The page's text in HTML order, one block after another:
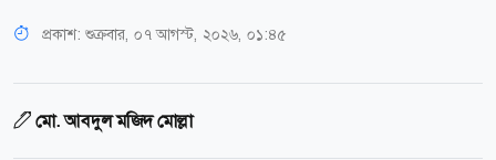
প্রকাশ: শুক্রবার, ০৭ আগস্ট, ২০২৬, ০১:৪৫
মো. আবদুল মজিদ মোল্লা